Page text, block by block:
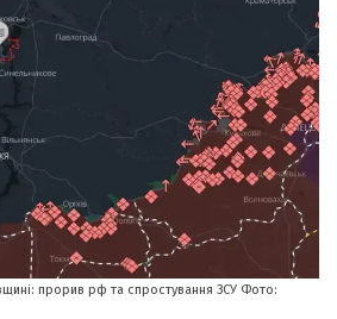
прорив рф та спростування ЗСУ Фото: